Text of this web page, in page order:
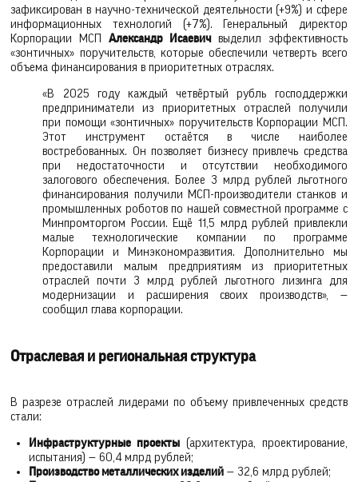
зафиксирован в научно-технической деятельности (+9%) и сфере
информационных технологий (+7%). Генеральный директор
Корпорации МСПАлександр Исаевичвыделил эффективность
«зонтичных» поручительств, которые обеспечили четверть всего
объема финансирования в приоритетных отраслях.
«В 2025 году каждый четвёртый рубль господдержки
предприниматели из приоритетных отраслей получили
при помощи «зонтичных» поручительств Корпорации МСП.
Этот инструмент остаётся в числе наиболее
востребованных. Он позволяет бизнесу привлечь средства
при недостаточности и отсутствии необходимого
залогового обеспечения. Более 3 млрд рублей льготного
финансирования получили МСП-производители станков и
промышленных роботов по нашей совместной программе с
Минпромторгом России. Ещё 11,5 млрд рублей привлекли
малые технологические компании по программе
Корпорации и Минэкономразвития. Дополнительно мы
предоставили малым предприятиям из приоритетных
отраслей почти 3 млрд рублей льготного лизинга для
модернизации и расширения своих производств», —
сообщил глава корпорации.
Отраслевая и региональная структура
В разрезе отраслей лидерами по объему привлеченных средств
стали:
Инфраструктурные проекты(архитектура, проектирование,
испытания) — 60,4 млрд рублей;
Производство металлических изделий— 32,6 млрд рублей;